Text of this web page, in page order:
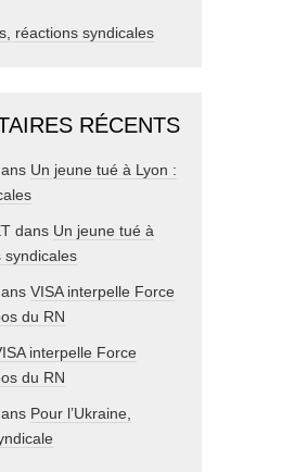
réactions syndicales
RÉCENTS
Un jeune tué à Lyon :
dans Un jeune tué à
syndicales
VISA interpelle Force
du RN
interpelle Force
du RN
Pour l’Ukraine,